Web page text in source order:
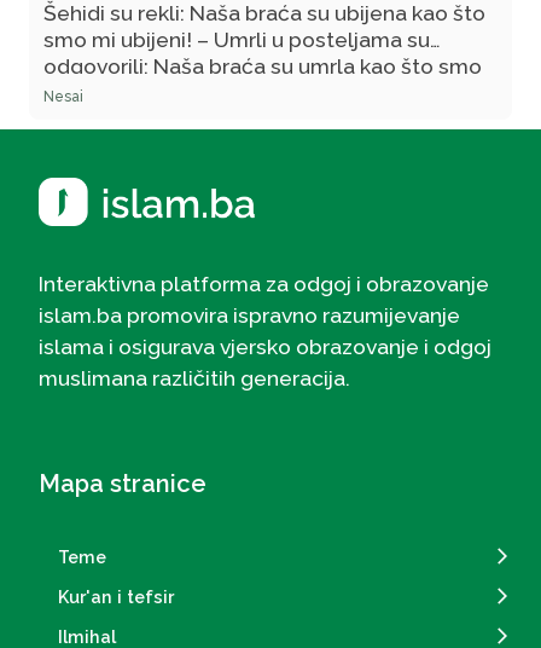
Šehidi su rekli: Naša braća su ubijena kao što
smo mi ubijeni! – Umrli u posteljama su
odgovorili: Naša braća su umrla kao što smo
mi umrli! – Tada će naš Gospodar reći:
njima! - Njihove rane su nalik ranama ubijenih.
Nesai
Interaktivna platforma za odgoj i obrazovanje
islam.ba promovira ispravno razumijevanje
islama i osigurava vjersko obrazovanje i odgoj
muslimana različitih generacija.
Mapa stranice
Teme
Kur'an i tefsir
Ilmihal